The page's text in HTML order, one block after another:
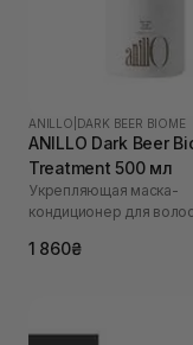
ANILLO DARK BEER BIOME
ANILLO Dark Beer
Treatment 500 мл
Укрепляющая маска-
кондиционер для волос
1 860₴